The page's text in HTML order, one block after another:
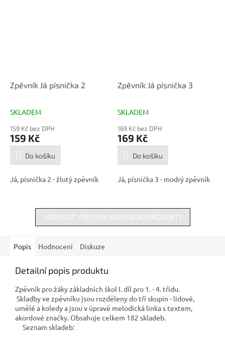
Zpěvník Já písnička 2
Průměrné
produktu
je
5,0
hvězdiček.
SKLADEM
159 Kč bez DPH
159 Kč
Do košíku
Já, písnička 2 - žlutý zpěvník
Zpěvník Já písnička 3
Průměrné
produktu
je
5,0
hvězdiček.
SKLADEM
169 Kč bez DPH
169 Kč
Do košíku
Já, písnička 3 - modrý zpěvník
ZOBRAZIT VŠECHNY SOUVISEJÍCÍ PRODUKTY
Popis Hodnocení Diskuze
Detailní popis produktu
Zpěvník pro žáky základních škol I. díl pro 1. - 4. třídu.
Skladby ve zpěvníku jsou rozděleny do tří skupin - lidové,
umělé a koledy a jsou v úpravě melodická linka s textem,
akordové značky. Obsahuje celkem 182 skladeb.
Seznam skladeb: